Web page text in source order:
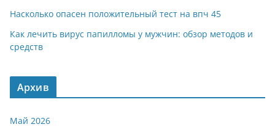
Насколько опасен положительный тест на впч 45
Как лечить вирус папилломы у мужчин: обзор методов и
средств
Архив
Май 2026